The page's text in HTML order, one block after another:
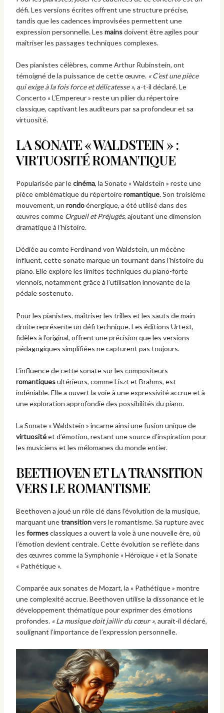
défi. Les versions écrites offrent une structure précise,
tandis que les cadences improvisées permettent une
expression personnelle. Les mainsdoivent être agiles pour
maîtriser les passages techniques complexes.
Des pianistes célèbres, comme Arthur Rubinstein, ont
témoigné de la puissance de cette œuvre. « C’est une pièce
qui exige à la fois force et délicatesse », a-t-il déclaré. Le
Concerto « L’Empereur » reste un pilier du répertoire
classique, captivant les auditeurs par sa profondeur et sa
virtuosité.
LA SONATE « WALDSTEIN » :
VIRTUOSITÉ ROMANTIQUE
Popularisée par lecinéma, la Sonate « Waldstein » reste une
pièce emblématique du répertoireromantique. Son troisième
mouvement, un rondoénergique, a été utilisé dans des
œuvres comme Orgueil et Préjugés, ajoutant une dimension
dramatique à l’histoire.
Dédiée au comte Ferdinand von Waldstein, un mécène
influent, cette sonate marque un tournant dans l’histoire du
piano. Elle explore les limites techniques du piano-forte
viennois, notamment grâce à l’utilisation innovante de la
pédale sostenuto.
Pour les pianistes, maîtriser les trilles et les sauts de main
droite représente un défi technique. Les éditions Urtext,
fidèles à l’original, offrent une précision que les versions
pédagogiques simplifiées ne capturent pas toujours.
L’influence de cette sonate sur les compositeurs
romantiquesultérieurs, comme Liszt et Brahms, est
indéniable. Elle a ouvert la voie à une expressivité accrue et à
une exploration approfondie des possibilités du piano.
La Sonate « Waldstein » incarne ainsi une fusion unique de
virtuositéet d’émotion, restant une source d’inspiration pour
les musiciens et les mélomanes du monde entier.
BEETHOVEN ET LA TRANSITION
VERS LE ROMANTISME
Beethoven a joué un rôle clé dans l’évolution de la musique,
marquant unetransitionvers le romantisme. Sa rupture avec
les formesclassiques a ouvert la voie à une nouvelle ère, où
l’émotion devient centrale. Cette évolution se reflète dans
des œuvres comme la Symphonie « Héroïque » et la Sonate
« Pathétique ».
Comparée aux sonates de Mozart, la « Pathétique » montre
une complexité accrue. Beethoven utilise la dissonance et le
développement thématique pour exprimer des émotions
profondes. « La musique doit jaillir du cœur », aurait-il déclaré,
soulignant l’importance de l’expression personnelle.